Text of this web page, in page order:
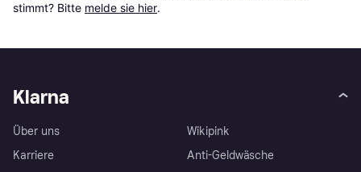
stimmt? Bitte melde sie hier.
Klarna
Über uns
Karriere
Wikipink
Anti-Geldwäsche